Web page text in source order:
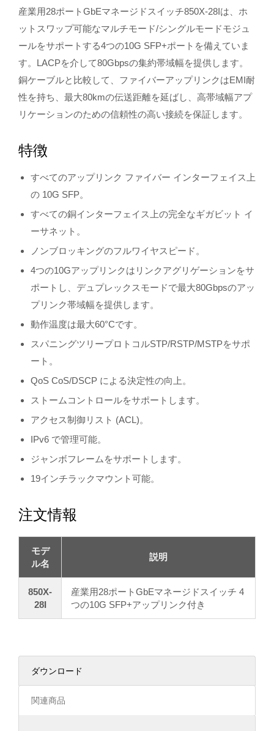
産業用28ポートGbEマネージドスイッチ850X-28Iは、ホ
ットスワップ可能なマルチモード/シングルモードモジュ
ールをサポートする4つの10G SFP+ポートを備えていま
す。LACPを介して80Gbpsの集約帯域幅を提供します。
銅ケーブルと比較して、ファイバーアップリンクはEMI耐
性を持ち、最大80kmの伝送距離を延ばし、高帯域幅アプ
リケーションのための信頼性の高い接続を保証します。
特徴
すべてのアップリンク ファイバー インターフェイス上
の 10G SFP。
すべての銅インターフェイス上の完全なギガビット イ
ーサネット。
ノンブロッキングのフルワイヤスピード。
4つの10Gアップリンクはリンクアグリゲーションをサ
ポートし、デュプレックスモードで最大80Gbpsのアッ
プリンク帯域幅を提供します。
動作温度は最大60°Cです。
スパニングツリープロトコルSTP/RSTP/MSTPをサポ
ート。
QoS CoS/DSCP による決定性の向上。
ストームコントロールをサポートします。
アクセス制御リスト (ACL)。
IPv6 で管理可能。
ジャンボフレームをサポートします。
19インチラックマウント可能。
注文情報
モデ
ル名
説明
850X-
28I
産業用28ポートGbEマネージドスイッチ 4
つの10G SFP+アップリンク付き
ダウンロード
関連商品